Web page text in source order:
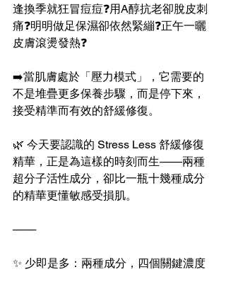
逢換季就狂冒痘痘❓️用A醇抗老卻脫皮刺
痛❓️明明做足保濕卻依然緊繃❓️正午一曬
皮膚滾燙發熱❓️
➡️當肌膚處於「壓力模式」，它需要的
不是堆疊更多保養步驟，而是停下來，
接受精準而有效的舒緩修復。
🌿 今天要認識的 Stress Less 舒緩修復
精華，正是為這樣的時刻而生——兩種
超分子活性成分，卻比一瓶十幾種成分
的精華更懂敏感受損肌。
───
✨ 少即是多：兩種成分，四個關鍵濃度